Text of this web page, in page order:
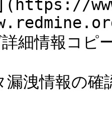
細情報コピ
漏洩情報